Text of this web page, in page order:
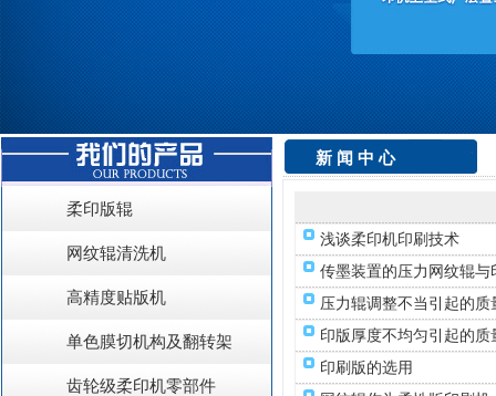
柔印版辊
网纹辊清洗机
高精度贴版机
单色膜切机构及翻转架
齿轮级柔印机零部件
新 闻 中 心
浅谈柔印机印刷技术
传墨装置的压力网纹辊与
压力辊调整不当引起的质
印版厚度不均匀引起的质
印刷版的选用